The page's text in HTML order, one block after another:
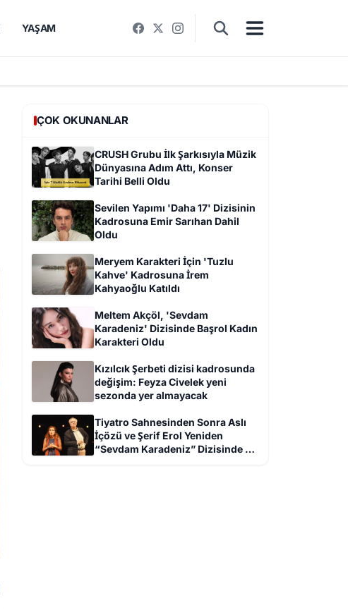
YAŞAM
ÇOK OKUNANLAR
CRUSH Grubu İlk Şarkısıyla Müzik
Dünyasına Adım Attı, Konser
Tarihi Belli Oldu
Sevilen Yapımı 'Daha 17' Dizisinin
Kadrosuna Emir Sarıhan Dahil
Oldu
Meryem Karakteri İçin 'Tuzlu
Kahve' Kadrosuna İrem
Kahyaoğlu Katıldı
Meltem Akçöl, 'Sevdam
Karadeniz' Dizisinde Başrol Kadın
Karakteri Oldu
Kızılcık Şerbeti dizisi kadrosunda
değişim: Feyza Civelek yeni
sezonda yer almayacak
Tiyatro Sahnesinden Sonra Aslı
İçözü ve Şerif Erol Yeniden
“Sevdam Karadeniz” Dizisinde Bir